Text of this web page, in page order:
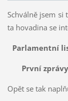
Schválně jsem si
ta hovadina se
Parlamentní
První
Opět se tak